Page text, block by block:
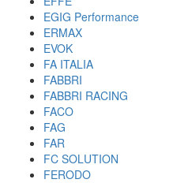
EGIG Performance
ERMAX
EVOK
FA ITALIA
FABBRI
FABBRI RACING
FACO
FAG
FAR
FC SOLUTION
FERODO